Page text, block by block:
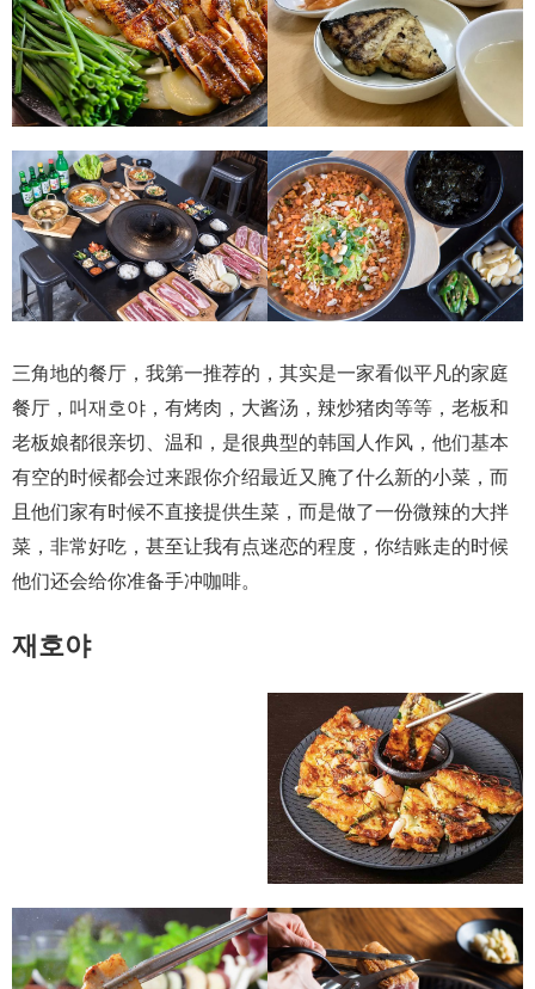
三角地的餐厅，我第一推荐的，其实是一家看似平凡的家庭
餐厅，叫재호야，有烤肉，大酱汤，辣炒猪肉等等，老板和
老板娘都很亲切、温和，是很典型的韩国人作风，他们基本
有空的时候都会过来跟你介绍最近又腌了什么新的小菜，而
且他们家有时候不直接提供生菜，而是做了一份微辣的大拌
菜，非常好吃，甚至让我有点迷恋的程度，你结账走的时候
他们还会给你准备手冲咖啡。
재호야